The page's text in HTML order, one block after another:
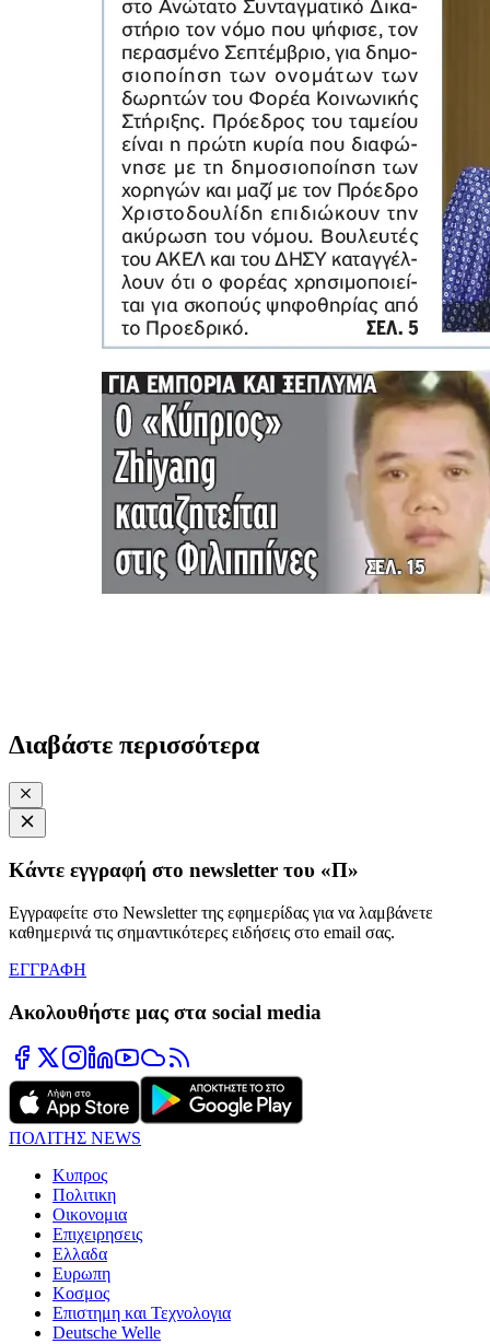
Διαβάστε περισσότερα
Κάντε εγγραφή στο newsletter του «Π»
Εγγραφείτε στο Newsletter της εφημερίδας για να λαμβάνετε
καθημερινά τις σημαντικότερες ειδήσεις στο email σας.
ΕΓΓΡΑΦΗ
Ακολουθήστε μας στα social media
ΠΟΛΙΤΗΣ NEWS
Κυπρος
Πολιτικη
Οικονομια
Επιχειρησεις
Ελλαδα
Ευρωπη
Κοσμος
Επιστημη και Τεχνολογια
Deutsche Welle